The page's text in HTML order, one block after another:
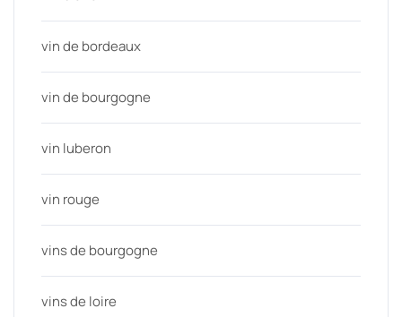
vin de bordeaux
vin de bourgogne
vin luberon
vin rouge
vins de bourgogne
vins de loire